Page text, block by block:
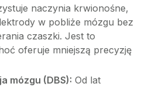
naczynia krwionośne,
w pobliże mózgu bez
czaszki. Jest to
oferuje mniejszą precyzję
mózgu (DBS): Od lat